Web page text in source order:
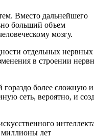
Вместо дальнейшего
больший объем
мозгу.
отдельных нервных
в строении
гораздо более сложную и
сеть, вероятно, и
миллионы лет